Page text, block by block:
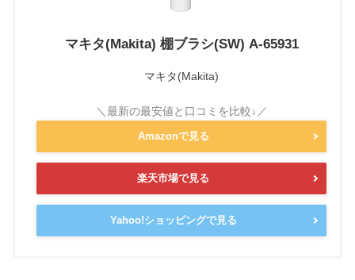
マキタ(Makita) 棚ブラシ(SW) A-65931
マキタ(Makita)
Amazonで見る
楽天市場で見る
Yahoo!ショッピングで見る